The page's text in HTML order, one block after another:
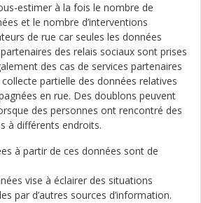
estimer à la fois le nombre de
et le nombre d’interventions
de rue car seules les données
des relais sociaux sont prises
des cas de services partenaires
collecte partielle des données relatives
en rue. Des doublons peuvent
des personnes ont rencontré des
à différents endroits.
à partir de ces données sont de
vise à éclairer des situations
par d’autres sources d’information.